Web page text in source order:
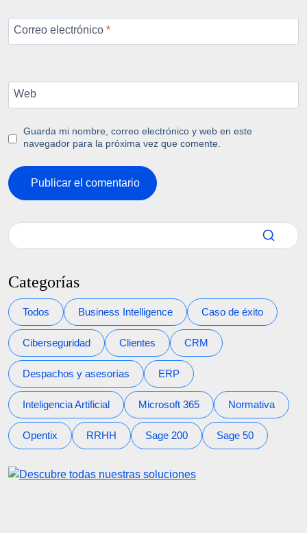
Correo electrónico *
Web
Guarda mi nombre, correo electrónico y web en este
navegador para la próxima vez que comente.
Categorías
Todos Business Intelligence Caso de éxito
Ciberseguridad Clientes CRM
Despachos y asesorías ERP
Inteligencia Artificial Microsoft 365 Normativa
Opentix RRHH Sage 200 Sage 50